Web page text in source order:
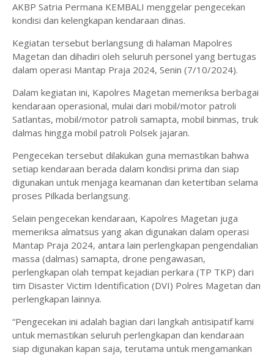
AKBP Satria Permana KEMBALI menggelar pengecekan
kondisi dan kelengkapan kendaraan dinas.
Kegiatan tersebut berlangsung di halaman Mapolres
Magetan dan dihadiri oleh seluruh personel yang bertugas
dalam operasi Mantap Praja 2024, Senin (7/10/2024).
Dalam kegiatan ini, Kapolres Magetan memeriksa berbagai
kendaraan operasional, mulai dari mobil/motor patroli
Satlantas, mobil/motor patroli samapta, mobil binmas, truk
dalmas hingga mobil patroli Polsek jajaran.
Pengecekan tersebut dilakukan guna memastikan bahwa
setiap kendaraan berada dalam kondisi prima dan siap
digunakan untuk menjaga keamanan dan ketertiban selama
proses Pilkada berlangsung.
Selain pengecekan kendaraan, Kapolres Magetan juga
memeriksa almatsus yang akan digunakan dalam operasi
Mantap Praja 2024, antara lain perlengkapan pengendalian
massa (dalmas) samapta, drone pengawasan,
perlengkapan olah tempat kejadian perkara (TP TKP) dari
tim Disaster Victim Identification (DVI) Polres Magetan dan
perlengkapan lainnya.
“Pengecekan ini adalah bagian dari langkah antisipatif kami
untuk memastikan seluruh perlengkapan dan kendaraan
siap digunakan kapan saja, terutama untuk mengamankan